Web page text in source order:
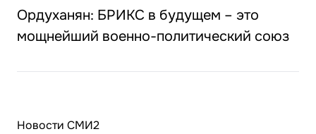
Ордуханян: БРИКС в будущем – это
мощнейший военно-политический союз
Новости СМИ2